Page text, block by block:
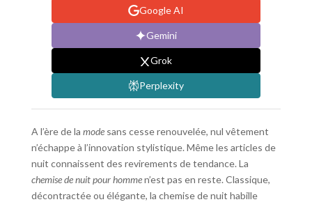
Google AI
Gemini
Grok
Perplexity
A l’ère de la modesans cesse renouvelée, nul vêtement
n’échappe à l’innovation stylistique. Même les articles de
nuit connaissent des revirements de tendance. La
chemise de nuit pour hommen’est pas en reste. Classique,
décontractée ou élégante, la chemise de nuit habille